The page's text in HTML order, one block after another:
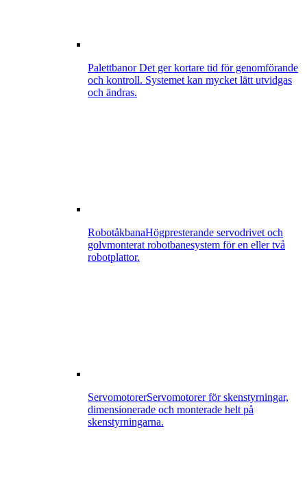
PalettbanorDet ger kortare tid för genomförande
och kontroll. Systemet kan mycket lätt utvidgas
och ändras.
RobotåkbanaHögpresterande servodrivet och
golvmonterat robotbanesystem för en eller två
robotplattor.
ServomotorerServomotorer för skenstyrningar,
dimensionerade och monterade helt på
skenstyrningarna.